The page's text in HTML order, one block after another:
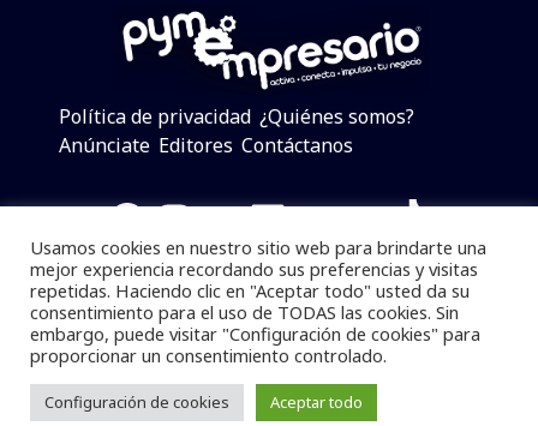
Política de privacidad ¿Quiénes somos?
Anúnciate Editores Contáctanos
Facebook
Instagram
Twitter
LinkedIn
Telegram
YouTube
TikTok
Pymempresario © 2025 Todos los derechos reservados.
Se prohibe el uso de la información total o parcial sin
dar referencia a la fuente.
Desarrollado poryalla ya!
Usamos cookies en nuestro sitio web para brindarte una
mejor experiencia recordando sus preferencias y visitas
repetidas. Haciendo clic en "Aceptar todo" usted da su
consentimiento para el uso de TODAS las cookies. Sin
embargo, puede visitar "Configuración de cookies" para
proporcionar un consentimiento controlado.
Configuración de cookies Aceptar todo